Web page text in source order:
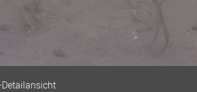
Detailansicht